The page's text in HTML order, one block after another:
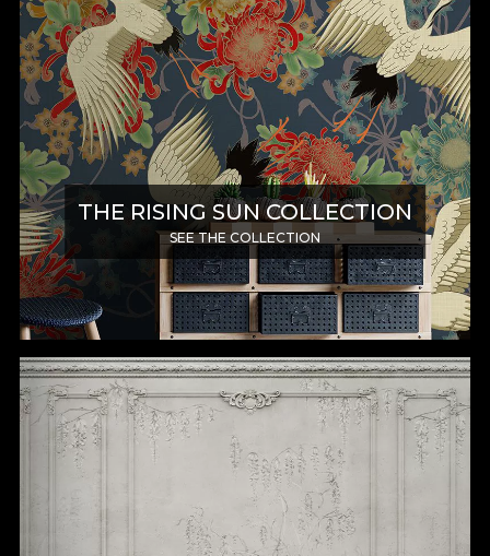
THE RISING SUN COLLECTION
SEE THE COLLECTION